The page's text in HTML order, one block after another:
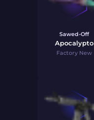
Sawed-Off
Apocalypto
Factory New